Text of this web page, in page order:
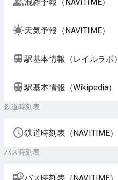
天気予報（NAVITIME）
駅基本情報（レイルラボ）
駅基本情報（Wikipedia）
鉄道時刻表
鉄道時刻表（NAVITIME）
バス時刻表
バス時刻表（NAVITIME）